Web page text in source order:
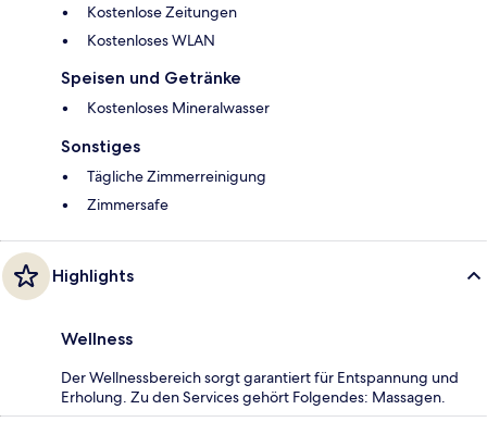
Kostenlose Zeitungen
Kostenloses WLAN
Speisen und Getränke
Kostenloses Mineralwasser
Sonstiges
Tägliche Zimmerreinigung
Zimmersafe
Highlights
Wellness
Der Wellnessbereich sorgt garantiert für Entspannung und
Erholung. Zu den Services gehört Folgendes: Massagen.